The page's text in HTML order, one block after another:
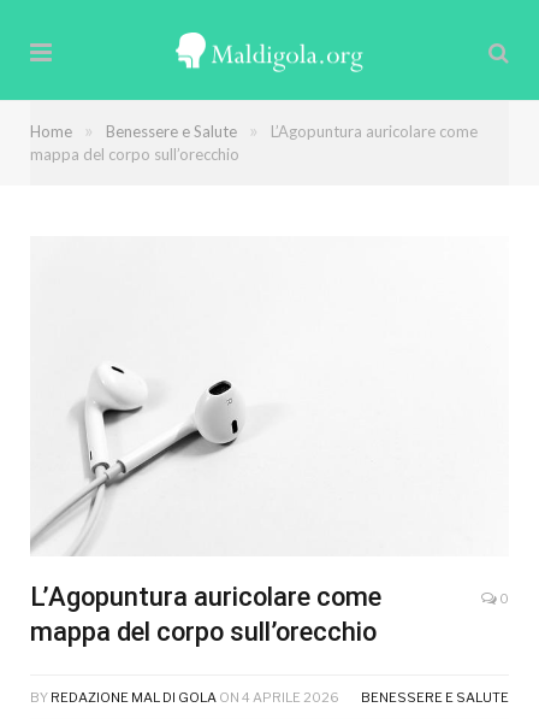
Home » Benessere e Salute »
L’Agopuntura auricolare come
mappa del corpo sull’orecchio
L’Agopuntura auricolare come
mappa del corpo sull’orecchio
0
BY REDAZIONE MAL DI GOLA ON 4 APRILE 2026 BENESSERE E SALUTE